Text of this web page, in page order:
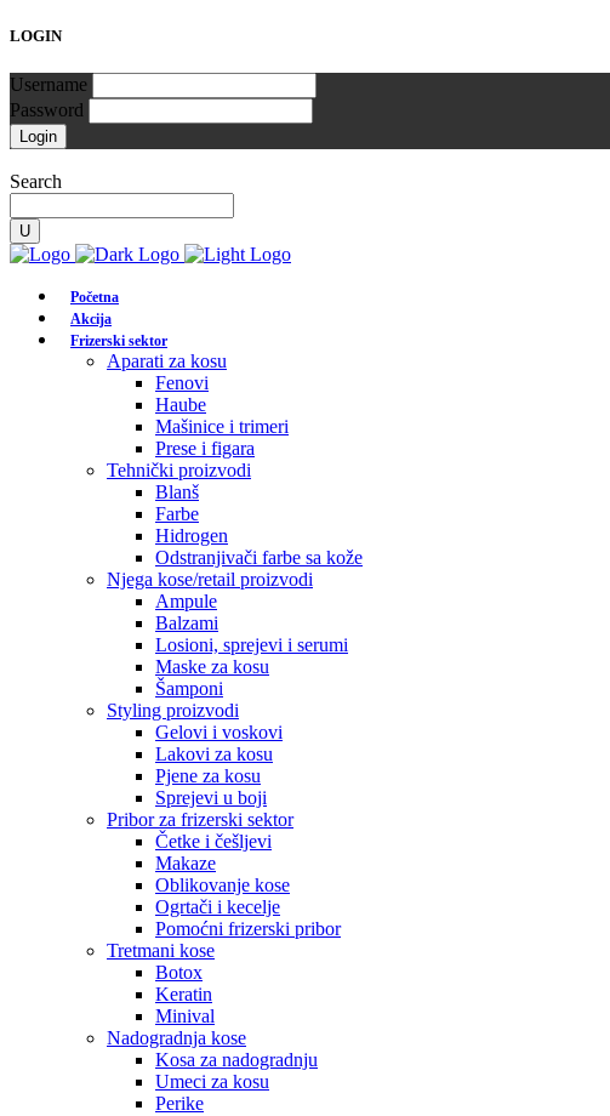
LOGIN
Username
Password
Search
Početna
Akcija
Frizerski sektor
Aparati za kosu
Fenovi
Haube
Mašinice i trimeri
Prese i figara
Tehnički proizvodi
Blanš
Farbe
Hidrogen
Odstranjivači farbe sa kože
Njega kose/retail proizvodi
Ampule
Balzami
Losioni, sprejevi i serumi
Maske za kosu
Šamponi
Styling proizvodi
Gelovi i voskovi
Lakovi za kosu
Pjene za kosu
Sprejevi u boji
Pribor za frizerski sektor
Četke i češljevi
Makaze
Oblikovanje kose
Ogrtači i kecelje
Pomoćni frizerski pribor
Tretmani kose
Botox
Keratin
Minival
Nadogradnja kose
Kosa za nadogradnju
Umeci za kosu
Perike